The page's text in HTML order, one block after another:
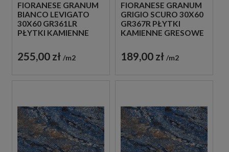
FIORANESE GRANUM
BIANCO LEVIGATO
30X60 GR361LR
PŁYTKI KAMIENNE
255,00 zł m2
FIORANESE GRANUM
GRIGIO SCURO 30X60
GR367R PŁYTKI
KAMIENNE GRESOWE
189,00 zł m2